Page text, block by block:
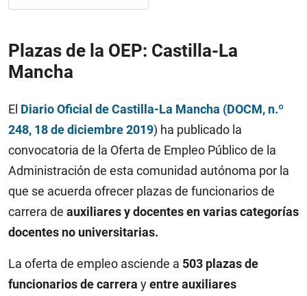
Plazas de la OEP: Castilla-La
Mancha
El Diario Oficial de Castilla-La Mancha (DOCM, n.º
248, 18 de diciembre 2019) ha publicado la
convocatoria de la Oferta de Empleo Público de la
Administración de esta comunidad autónoma por la
que se acuerda ofrecer plazas de funcionarios de
carrera de auxiliares y docentes en varias categorías
docentes no universitarias.
La oferta de empleo asciende a 503 plazas de
funcionarios de carrera yentre auxiliares